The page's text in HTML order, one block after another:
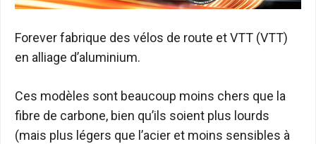
Forever fabrique des vélos de route et VTT (VTT)
en alliage d’aluminium.
Ces modèles sont beaucoup moins chers que la
fibre de carbone, bien qu’ils soient plus lourds
(mais plus légers que l’acier et moins sensibles à